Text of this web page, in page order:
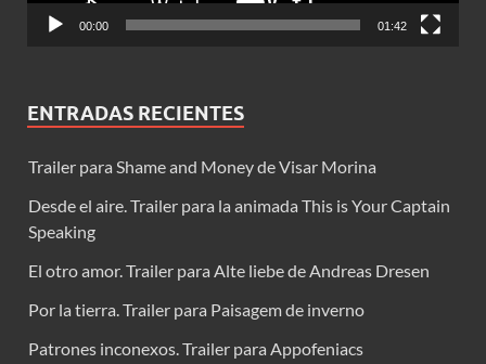
00:00 01:42
ENTRADAS RECIENTES
Trailer para Shame and Money de Visar Morina
Desde el aire. Trailer para la animada This is Your Captain
Speaking
El otro amor. Trailer para Alte liebe de Andreas Dresen
Por la tierra. Trailer para Paisagem de inverno
Patrones inconexos. Trailer para Appofeniacs